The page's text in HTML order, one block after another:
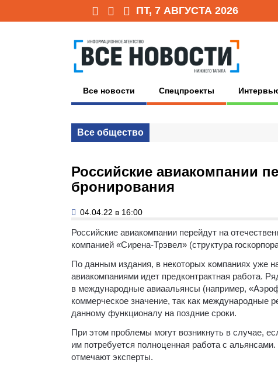
ПТ, 7 АВГУСТА 2026
Все новости Спецпроекты
Все общество
Российские авиакомпании
бронирования
04.04.22 в 16:00
Российские авиакомпании перейдут на
компанией «Сирена-Трэвел» (структура
По данным издания, в некоторых компаниях уже
авиакомпаниями идет предконтрактная работа.
в международные авиаальянсы (например,
коммерческое значение, так как международные
данному функционалу на поздние сроки.
При этом проблемы могут возникнуть в случае,
им потребуется полноценная работа с
отмечают эксперты.